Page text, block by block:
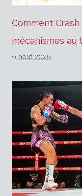
Comment
mécanismes au
9 août 2026